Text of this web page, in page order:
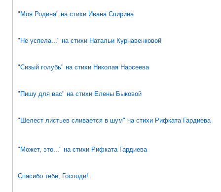
"Моя Родина" на стихи Ивана Спирина
"Не успела..." на стихи Натальи Курнавенковой
"Сизый голубь" на стихи Николая Нарсеева
"Пишу для вас" на стихи Елены Быковой
"Шелест листьев сливается в шум" на стихи Рифката Гардиева
"Может, это..." на стихи Рифката Гардиева
Спасибо тебе, Господи!